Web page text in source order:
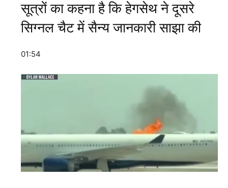
सूत्रों का कहना है कि हेगसेथ ने दूसरे
सिग्नल चैट में सैन्य जानकारी साझा की
01:54